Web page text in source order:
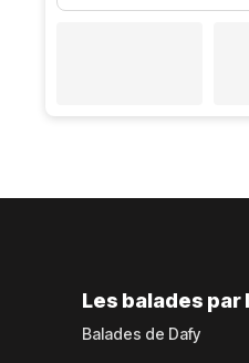
Les balades
Balades de Dafy